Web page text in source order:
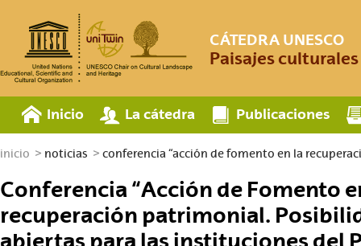
CÁTEDRA UNESCO
Paisajes
Inicio La cátedra Publicaciones
inicio noticias conferencia “acción de fomento en la
Conferencia “Acción de Fomento
recuperación patrimonial.
abiertas para las instituciones del